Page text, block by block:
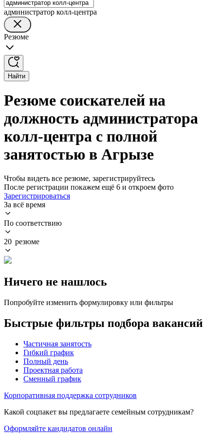
администратор колл-центра
Резюме
Найти
Резюме соискателей на
должность администратора
колл-центра с полной
занятостью в Агрызе
Чтобы видеть все резюме, зарегистрируйтесь
После регистрации покажем ещё 6 и откроем фото
Зарегистрироваться
За всё время
По соответствию
20 резюме
Ничего не нашлось
Попробуйте изменить формулировку или фильтры
Быстрые фильтры подбора вакансий
Частичная занятость
Гибкий график
Полный день
Проектная работа
Сменный график
Корпоративная поддержка сотрудников
Какой соцпакет вы предлагаете семейным сотрудникам?
Оформляйте кандидатов онлайн